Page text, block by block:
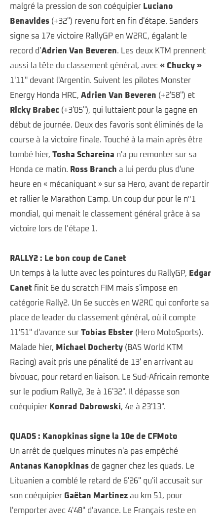
malgré la pression de son coéquipier Luciano
Benavides (+32'') revenu fort en fin d'étape. Sanders
signe sa 17e victoire RallyGP en W2RC, égalant le
record d’Adrien Van Beveren. Les deux KTM prennent
aussi la tête du classement général, avec « Chucky »
1'11'' devant l'Argentin. Suivent les pilotes Monster
Energy Honda HRC, Adrien Van Beveren (+2'58'') et
Ricky Brabec (+3'05''), qui luttaient pour la gagne en
début de journée. Deux des favoris sont éliminés de la
course à la victoire finale. Touché à la main après être
tombé hier, Tosha Schareina n'a pu remonter sur sa
Honda ce matin. Ross Branch a lui perdu plus d'une
heure en « mécaniquant » sur sa Hero, avant de repartir
et rallier le Marathon Camp. Un coup dur pour le n°1
mondial, qui menait le classement général grâce à sa
victoire lors de l’étape 1.
RALLY2 : Le bon coup de Canet
Un temps à la lutte avec les pointures du RallyGP, Edgar
Canet finit 6e du scratch FIM mais s'impose en
catégorie Rally2. Un 6e succès en W2RC qui conforte sa
place de leader du classement général, où il compte
11'51'' d'avance sur Tobias Ebster (Hero MotoSports).
Malade hier, Michael Docherty (BAS World KTM
Racing) avait pris une pénalité de 13' en arrivant au
bivouac, pour retard en liaison. Le Sud-Africain remonte
sur le podium Rally2, 3e à 16'32''. Il dépasse son
coéquipier Konrad Dabrowski, 4e à 23'13''.
QUADS : Kanopkinas signe la 10e de CFMoto
Un arrêt de quelques minutes n'a pas empêché
Antanas Kanopkinas de gagner chez les quads. Le
Lituanien a comblé le retard de 6'26" qu'il accusait sur
son coéquipier Gaëtan Martinez au km 51, pour
l'emporter avec 4'48" d'avance. Le Français reste en